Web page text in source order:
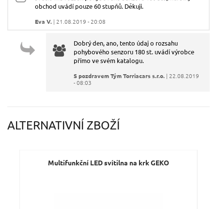
Váš e-mail:
Dotaz:
obchod uvádí pouze 60 stupňů. Děkuji.
Eva V. | 21.08.2019 - 20:08
Dobrý den, ano, tento údaj o rozsahu
pohybového senzoru 180 st. uvádí výrobce
přímo ve svém katalogu.
S pozdravem Tým Torriacars s.r.o. | 22.08.2019
- 08:03
ALTERNATIVNÍ ZBOŽÍ
Multifunkční LED svítilna na krk GEKO